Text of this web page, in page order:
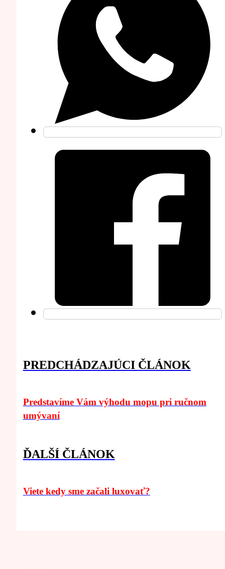
PREDCHÁDZAJÚCI ČLÁNOK
Predstavíme Vám výhodu mopu pri ručnom
umývaní
ĎALŠÍ ČLÁNOK
Viete kedy sme začali luxovať?